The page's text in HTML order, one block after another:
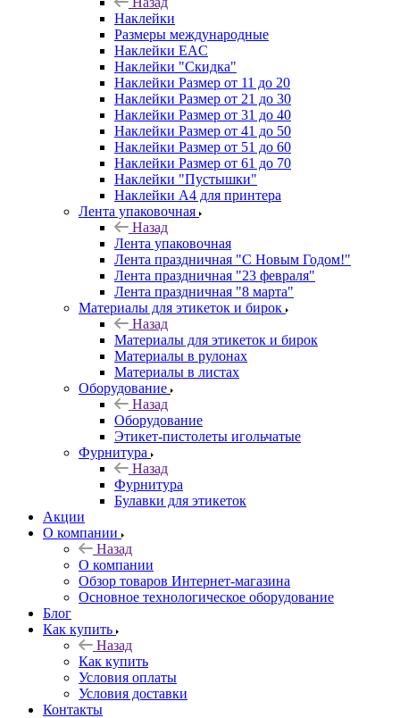
Наклейки
Размеры международные
Наклейки EAC
Наклейки "Скидка"
Наклейки Размер от 11 до 20
Наклейки Размер от 21 до 30
Наклейки Размер от 31 до 40
Наклейки Размер от 41 до 50
Наклейки Размер от 51 до 60
Наклейки Размер от 61 до 70
Наклейки "Пустышки"
Наклейки А4 для принтера
Лента упаковочная
Назад
Лента упаковочная
Лента праздничная "С Новым Годом!"
Лента праздничная "23 февраля"
Лента праздничная "8 марта"
Материалы для этикеток и бирок
Назад
Материалы для этикеток и бирок
Материалы в рулонах
Материалы в листах
Оборудование
Назад
Оборудование
Этикет-пистолеты игольчатые
Фурнитура
Назад
Фурнитура
Булавки для этикеток
Акции
О компании
Назад
О компании
Обзор товаров Интернет-магазина
Основное технологическое оборудование
Блог
Как купить
Назад
Как купить
Условия оплаты
Условия доставки
Контакты